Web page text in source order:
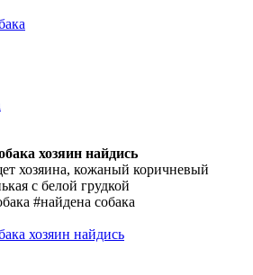
хозяин найдись
хозяина, кожаный коричневый
с белой грудкой
#найдена собака
хозяин найдись